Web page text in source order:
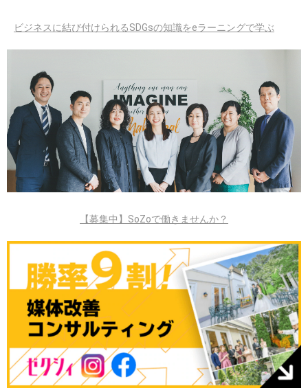
ビジネスに結び付けられるSDGsの知識をeラーニングで学ぶ
【募集中】SoZoで働きませんか？